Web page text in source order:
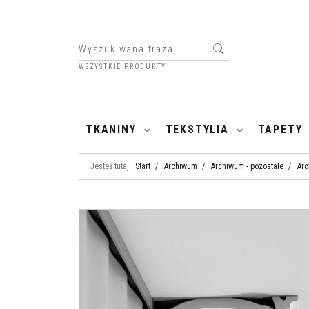
WSZYSTKIE PRODUKTY
TKANINY TEKSTYLIA TAPETY
Jesteś tutaj: Start / Archiwum / Archiwum - pozostałe /